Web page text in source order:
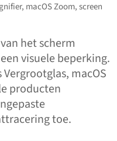
macOS Zoom,screen
het scherm
visuele beperking.
macOS
producten
toe.